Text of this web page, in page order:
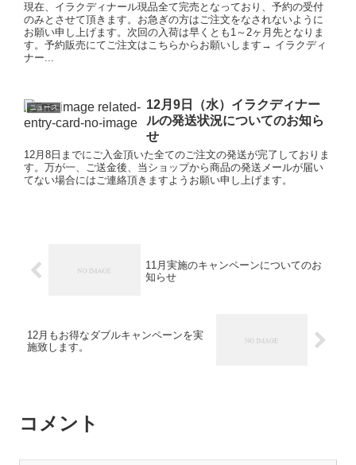
現在、イラクディナール現品全て完売となっており、予約の受付
のみとさせて頂きます。お急ぎの方はご注文をなされないように
お願い申し上げます。次回の入荷は早くとも1～2ヶ月先となりま
す。予約販売にてご注文はこちらからお願いします→ イラクディ
ナー...
ニュース
12月9日（水）イラクディナー
ルの発送状況についてのお知ら
せ
12月8日までにご入金頂いた全てのご注文の発送が完了しておりま
す。万が一、ご送金後、当ショップから商品の発送メールが届い
てない場合にはご連絡頂きますようお願い申し上げます。
11月実施のキャンペーンについてのお
知らせ
12月もお得なダブルキャンペーンを実
施致します。
コメント